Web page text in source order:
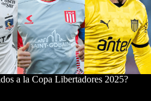
a la Copa Libertadores 2025?